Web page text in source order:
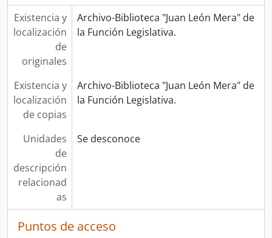
Existencia y
localización
de
originales
Archivo-Biblioteca "Juan León Mera" de
la Función Legislativa.
Existencia y
localización
de copias
Archivo-Biblioteca "Juan León Mera" de
la Función Legislativa.
Unidades
de
descripción
relacionad
as
Se desconoce
Puntos de acceso